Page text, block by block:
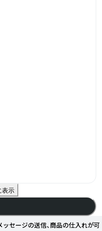
表示
セージの送信、商品の仕入れが可